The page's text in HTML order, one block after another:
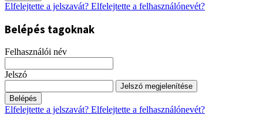
Elfelejtette a jelszavát? Elfelejtette a felhasználónevét?
Belépés tagoknak
Felhasználói név
Jelszó
Jelszó megjelenítése
Belépés
Elfelejtette a jelszavát? Elfelejtette a felhasználónevét?